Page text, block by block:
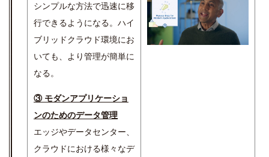
シンプルな方法で迅速に移
行できるようになる。ハイ
ブリッドクラウド環境にお
いても、より管理が簡単に
なる。
③ モダンアプリケーショ
ンのためのデータ管理
エッジやデータセンター、
クラウドにおける様々なデ